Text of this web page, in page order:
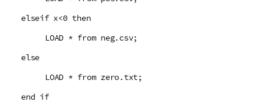
elseif x<0 then
LOAD * from neg.csv;
else
LOAD * from zero.txt;
end if